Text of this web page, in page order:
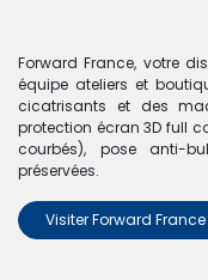
Nous
Aucun produit
Forward France, votre
équipe ateliers et
cicatrisants et des
protection écran 3D full
courbés), pose anti-
préservées.
Visiter Forward France